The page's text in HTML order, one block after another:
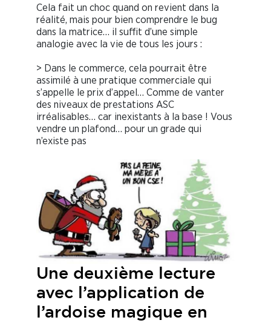
Cela fait un choc quand on revient dans la
réalité, mais pour bien comprendre le bug
dans la matrice… il suffit d’une simple
analogie avec la vie de tous les jours :
> Dans le commerce, cela pourrait être
assimilé à une pratique commerciale qui
s’appelle le prix d’appel… Comme de vanter
des niveaux de prestations ASC
irréalisables… car inexistants à la base ! Vous
vendre un plafond… pour un grade qui
n’existe pas
Une deuxième lecture
avec l’application de
l’ardoise magique en